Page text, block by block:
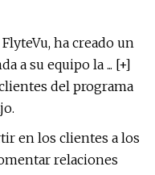
ha creado un
a su equipo la ... [+]
del programa
en los clientes a los
relaciones